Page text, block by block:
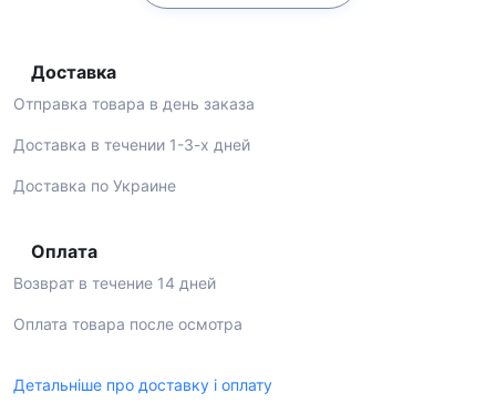
Доставка
Отправка товара в день заказа
Доставка в течении 1-3-х дней
Доставка по Украине
Оплата
Возврат в течение 14 дней
Оплата товара после осмотра
Детальніше про доставку і оплату